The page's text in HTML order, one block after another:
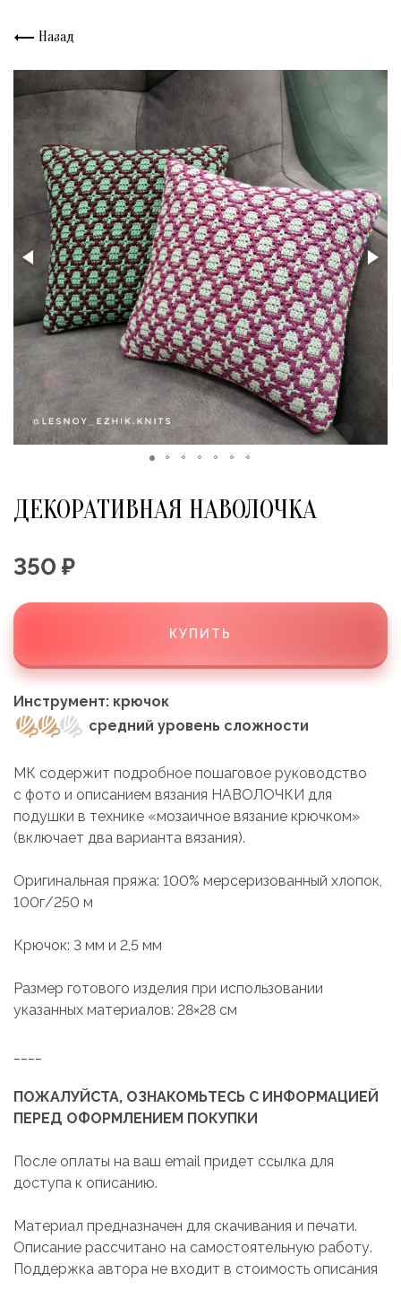
Назад
ДЕКОРАТИВНАЯ НАВОЛОЧКА
350 ₽
КУПИТЬ
Инструмент: крючок
средний уровень сложности
МК содержит подробное пошаговое руководство
с фото и описанием вязания НАВОЛОЧКИ для
подушки в технике «мозаичное вязание крючком»
(включает два варианта вязания).
Оригинальная пряжа: 100% мерсеризованный хлопок,
100г/250 м
Крючок: 3 мм и 2,5 мм
Размер готового изделия при использовании
указанных материалов: 28×28 см
ПОЖАЛУЙСТА, ОЗНАКОМЬТЕСЬ С ИНФОРМАЦИЕЙ
ПЕРЕД ОФОРМЛЕНИЕМ ПОКУПКИ
После оплаты на ваш email придет ссылка для
доступа к описанию.
Материал предназначен для скачивания и печати.
Описание рассчитано на самостоятельную работу.
Поддержка автора не входит в стоимость описания